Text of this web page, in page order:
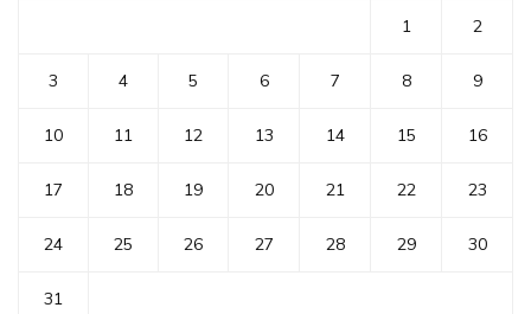
1 2
3 4 5 6 7 8 9
10 11 12 13 14 15 16
17 18 19 20 21 22 23
24 25 26 27 28 29 30
31